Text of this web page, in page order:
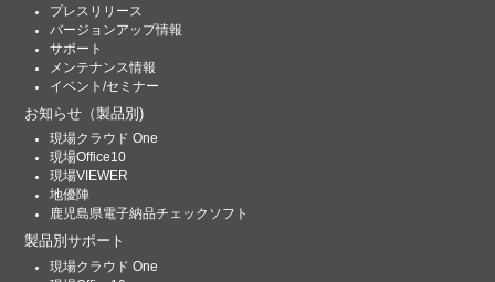
プレスリリース
バージョンアップ情報
サポート
メンテナンス情報
イベント/セミナー
お知らせ （製品別)
現場クラウド One
現場Office10
現場VIEWER
地優陣
鹿児島県電子納品チェックソフト
製品別サポート
現場クラウド One